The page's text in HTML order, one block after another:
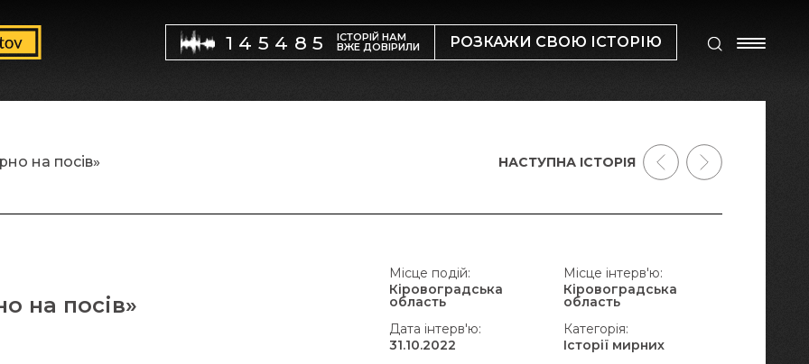
145485 ІСТОРІЙ НАМ
ВЖЕ ДОВІРИЛИ РОЗКАЖИ СВОЮ ІСТОРІЮ
на посів»
на посів»
Місце подій:
Кіровоградська
область
Місце інтерв'ю:
Кіровоградська
область
Дата інтерв'ю:
31.10.2022
Категорія:
Історії мирних
НАСТУПНА ІСТОРІЯ